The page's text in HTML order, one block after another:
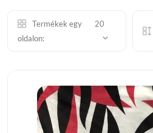
Termékek egy
oldalon:
20